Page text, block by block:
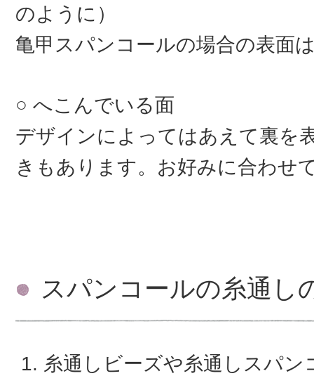
のように）
亀甲スパンコールの場合の表面
へこんでいる面
デザインによってはあえて裏を
きもあります。お好みに合わせ
スパンコールの糸通し
糸通しビーズや糸通しスパン